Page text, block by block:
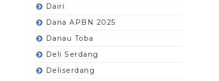
Dairi
Dana APBN 2025
Danau Toba
Deli Serdang
Deliserdang